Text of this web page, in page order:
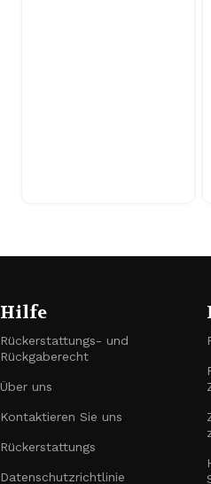
Hilfe
Rückerstattungs- und
Rückgaberecht
Über uns
Kontaktieren Sie uns
Rückerstattungs
Datenschutzrichtlinie